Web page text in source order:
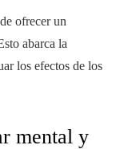
ofrecer un
abarca la
los efectos de los
mental y